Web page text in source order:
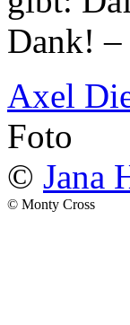
Dank!
Axel
Foto
© Jana
© Monty Cross